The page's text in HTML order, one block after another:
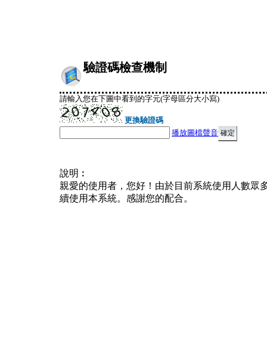
驗證碼檢查機制
請輸入您在下圖中看到的字元(字母區分大小寫)
更換驗證碼
播放圖檔聲音
說明︰
親愛的使用者，您好！由於目前系統使用人數眾
續使用本系統。感謝您的配合。